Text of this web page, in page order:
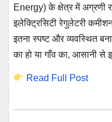
Energy) के क्षेत्र में अग्रणी
इलेक्ट्रिसिटी रेगुलेटरी
इतना स्पष्ट और व्यवस्थित
का हो या गाँव का, आसानी
Read Full Post